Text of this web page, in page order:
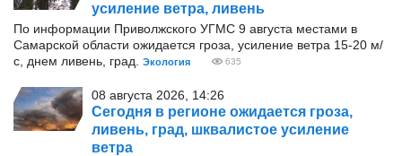
усиление ветра, ливень
По информации Приволжского УГМС 9 августа местами в
Самарской области ожидается гроза, усиление ветра 15-20 м/
с, днем ливень, град.
Экология 635
08 августа 2026, 14:26
Сегодня в регионе ожидается гроза,
ливень, град, шквалистое усиление
ветра